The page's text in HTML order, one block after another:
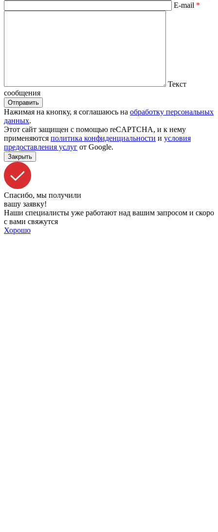
E-mail *
Текст
сообщения
Отправить
Нажимая на кнопку, я соглашаюсь на обработку персональных
данных.
Этот сайт защищен c помощью reCAPTCHA, и к нему
применяются политика конфиденциальности и условия
предоставления услуг от Google.
Закрыть
Спасибо, мы получили
вашу заявку!
Наши специалисты уже работают над вашим запросом и скоро
с вами свяжутся
Хорошо